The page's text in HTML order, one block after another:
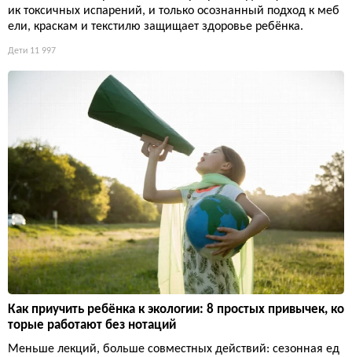
ик токсичных испарений, и только осознанный подход к меб
ели, краскам и текстилю защищает здоровье ребёнка.
Дети 11 997
Как приучить ребёнка к экологии: 8 простых привычек, ко
торые работают без нотаций
Меньше лекций, больше совместных действий: сезонная ед